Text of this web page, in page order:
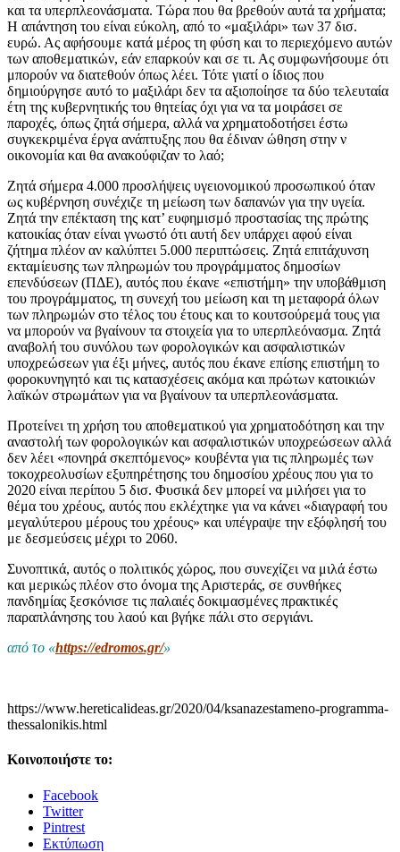
και τα υπερπλεονάσματα. Τώρα που θα βρεθούν αυτά τα χρήματα;
Η απάντηση του είναι εύκολη, από το «μαξιλάρι» των 37 δισ.
ευρώ. Ας αφήσουμε κατά μέρος τη φύση και το περιεχόμενο αυτών
των αποθεματικών, εάν επαρκούν και σε τι. Ας συμφωνήσουμε ότι
μπορούν να διατεθούν όπως λέει. Τότε γιατί ο ίδιος που
δημιούργησε αυτό το μαξιλάρι δεν τα αξιοποίησε τα δύο τελευταία
έτη της κυβερνητικής του θητείας όχι για να τα μοιράσει σε
παροχές, όπως ζητά σήμερα, αλλά να χρηματοδοτήσει έστω
συγκεκριμένα έργα ανάπτυξης που θα έδιναν ώθηση στην ν
οικονομία και θα ανακούφιζαν το λαό;
Ζητά σήμερα 4.000 προσλήψεις υγειονομικού προσωπικού όταν
ως κυβέρνηση συνέχιζε τη μείωση των δαπανών για την υγεία.
Ζητά την επέκταση της κατ’ ευφημισμό προστασίας της πρώτης
κατοικίας όταν είναι γνωστό ότι αυτή δεν υπάρχει αφού είναι
ζήτημα πλέον αν καλύπτει 5.000 περιπτώσεις. Ζητά επιτάχυνση
εκταμίευσης των πληρωμών του προγράμματος δημοσίων
επενδύσεων (ΠΔΕ), αυτός που έκανε «επιστήμη» την υποβάθμιση
του προγράμματος, τη συνεχή του μείωση και τη μεταφορά όλων
των πληρωμών στο τέλος του έτους και το κουτσούρεμά τους για
να μπορούν να βγαίνουν τα στοιχεία για το υπερπλεόνασμα. Ζητά
αναβολή του συνόλου των φορολογικών και ασφαλιστικών
υποχρεώσεων για έξι μήνες, αυτός που έκανε επίσης επιστήμη το
φοροκυνηγητό και τις κατασχέσεις ακόμα και πρώτων κατοικιών
λαϊκών στρωμάτων για να βγαίνουν τα υπερπλεονάσματα.
Προτείνει τη χρήση του αποθεματικού για χρηματοδότηση και την
αναστολή των φορολογικών και ασφαλιστικών υποχρεώσεων αλλά
δεν λέει «πονηρά σκεπτόμενος» κουβέντα για τις πληρωμές των
τοκοχρεολυσίων εξυπηρέτησης του δημοσίου χρέους που για το
2020 είναι περίπου 5 δισ. Φυσικά δεν μπορεί να μιλήσει για το
θέμα του χρέους, αυτός που εκλέχτηκε για να κάνει «διαγραφή του
μεγαλύτερου μέρους του χρέους» και υπέγραψε την εξόφλησή του
με δεσμεύσεις μέχρι το 2060.
Συνοπτικά, αυτός ο πολιτικός χώρος, που συνεχίζει να μιλά έστω
και μερικώς πλέον στο όνομα της Αριστεράς, σε συνθήκες
πανδημίας ξεσκόνισε τις παλαιές δοκιμασμένες πρακτικές
παραπλάνησης του λαού και βγήκε πάλι στο σεργιάνι.
από το «https://edromos.gr/»
https://www.hereticalideas.gr/2020/04/ksanazestameno-programma-
thessalonikis.html
Κοινοποιήστε το:
Facebook
Twitter
Pintrest
Εκτύπωση